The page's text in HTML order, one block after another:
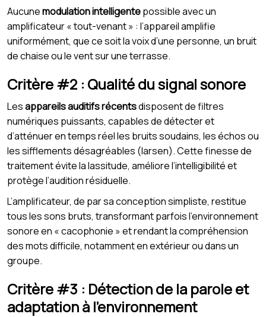
Aucunemodulation intelligentepossible avec un
amplificateur « tout-venant » : l’appareil amplifie
uniformément, que ce soit la voix d’une personne, un bruit
de chaise ou le vent sur une terrasse.
Critère #2 : Qualité du signal sonore
Lesappareils auditifs récentsdisposent de filtres
numériques puissants, capables de détecter et
d’atténuer en temps réel les bruits soudains, les échos ou
les sifflements désagréables (larsen). Cette finesse de
traitement évite la lassitude, améliore l’intelligibilité et
protège l’audition résiduelle.
L’amplificateur, de par sa conception simpliste, restitue
tous les sons bruts, transformant parfois l’environnement
sonore en « cacophonie » et rendant la compréhension
des mots difficile, notamment en extérieur ou dans un
groupe.
Critère #3 : Détection de la parole et
adaptation à l’environnement